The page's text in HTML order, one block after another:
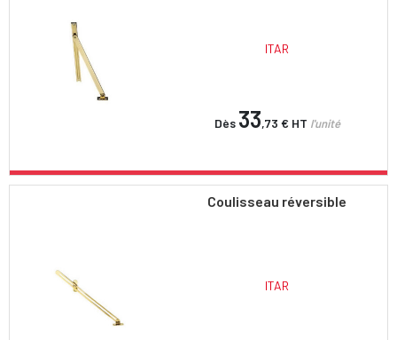
ITAR
Dès 33,73 € HT l'unité
Coulisseau réversible
ITAR